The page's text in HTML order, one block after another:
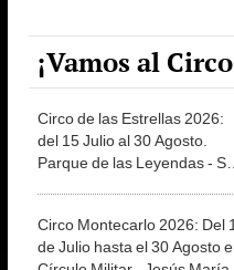
¡Vamos al
Circo de las Estrellas 2026:
del 15 Julio al 30 Agosto.
Parque de las Leyendas - San
Circo Montecarlo 2026: Del
de Julio hasta el 30 Agosto